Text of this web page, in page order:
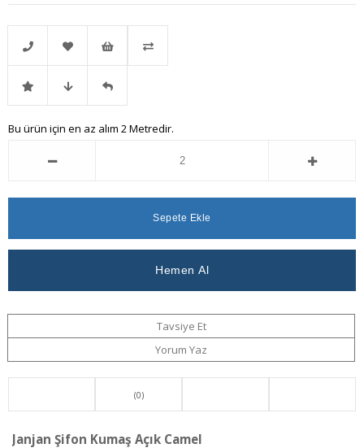
Telefonla
Sipariş
Favorilere
Ekle
İstek
Listeme
İndirimli Fiyat
Ver
Gelince
Bu ürün için en az alım 2 Metredir.
Tavsiye Et
Yorum Yaz
(0)
Janjan Şifon Kumaş Açık Camel